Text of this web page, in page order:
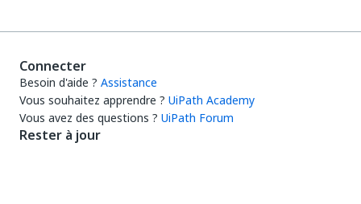
Connecter
Besoin d'aide ? Assistance
Vous souhaitez apprendre ? UiPath Academy
Vous avez des questions ? UiPath Forum
Rester à jour